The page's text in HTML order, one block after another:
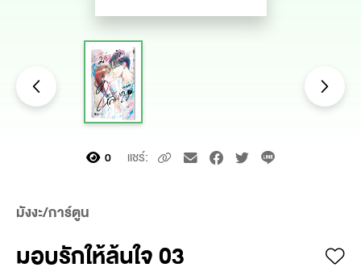
0 แชร์:
มังงะ/การ์ตูน
มอบรักให้ล้นใจ 03